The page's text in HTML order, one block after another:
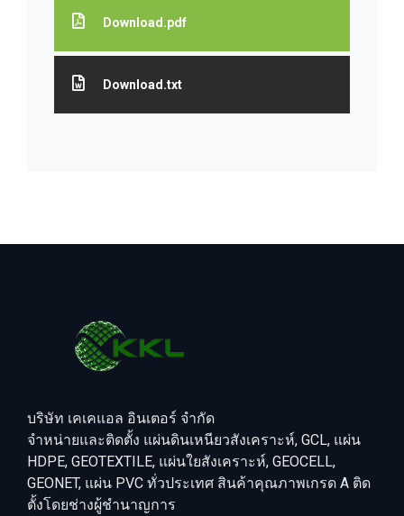
Download.pdf
Download.txt
บริษัท เคเคแอล อินเตอร์ จำกัด
จำหน่ายและติดตั้ง แผ่นดินเหนียวสังเคราะห์, GCL, แผ่น
HDPE, GEOTEXTILE, แผ่นใยสังเคราะห์, GEOCELL,
GEONET, แผ่น PVC ทั่วประเทศ สินค้าคุณภาพเกรด A ติด
ตั้งโดยช่างผู้ชำนาญการ